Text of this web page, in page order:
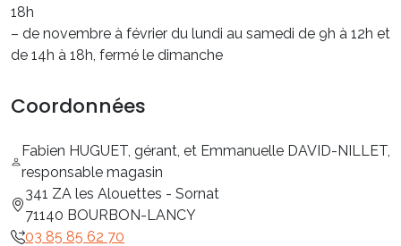
18h
– de novembre à février du lundi au samedi de 9h à 12h et
de 14h à 18h, fermé le dimanche
Coordonnées
Fabien HUGUET, gérant, et Emmanuelle DAVID-NILLET,
responsable magasin
341 ZA les Alouettes - Sornat
71140 BOURBON-LANCY
03 85 85 62 70